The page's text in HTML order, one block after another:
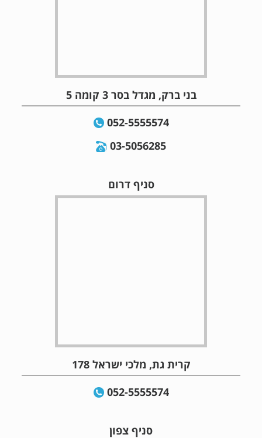
בני ברק, מגדל בסר 3 קומה 5
052-5555574
03-5056285
סניף דרום
קרית גת, מלכי ישראל 178
052-5555574
סניף צפון